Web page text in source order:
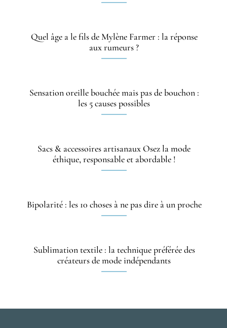
Quel âge a le fils de Mylène Farmer : la réponse
aux rumeurs ?
Sensation oreille bouchée mais pas de bouchon :
les 5 causes possibles
Sacs & accessoires artisanaux Osez la mode
éthique, responsable et abordable !
Bipolarité : les 10 choses à ne pas dire à un proche
Sublimation textile : la technique préférée des
créateurs de mode indépendants